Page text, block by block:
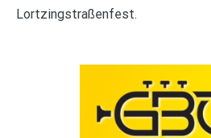
Lortzingstraßenfest.